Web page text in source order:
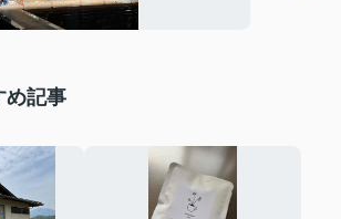
め記事